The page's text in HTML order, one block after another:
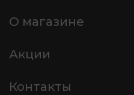
О магазине
Акции
Контакты